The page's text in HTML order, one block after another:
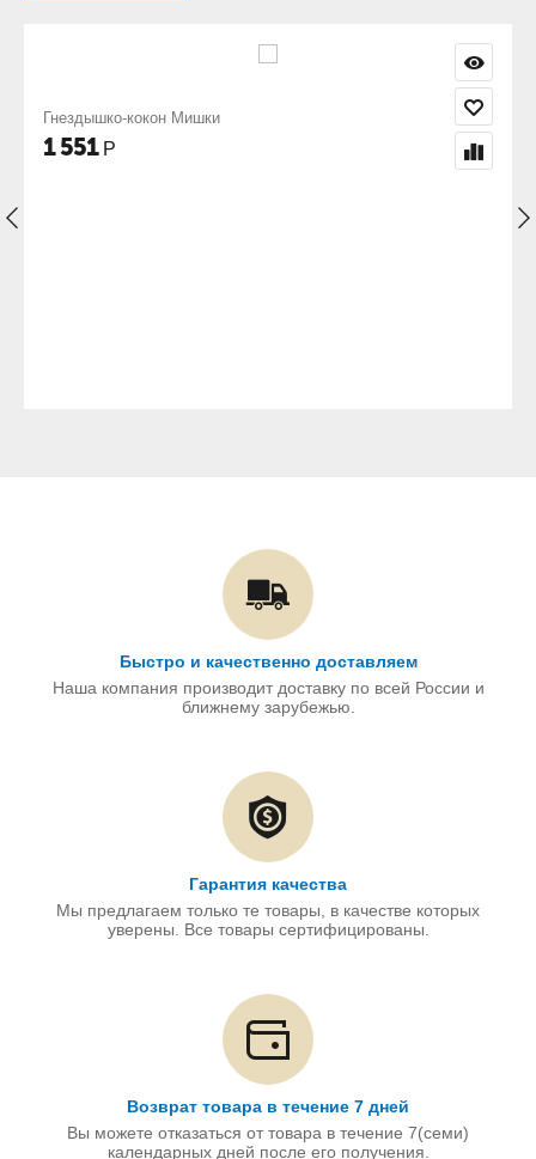
Быстро и качественно доставляем
Наша компания производит доставку по всей России и
ближнему зарубежью.
Гарантия качества
Мы предлагаем только те товары, в качестве которых
уверены. Все товары сертифицированы.
Возврат товара в течение 7 дней
Вы можете отказаться от товара в течение 7(семи)
календарных дней после его получения.